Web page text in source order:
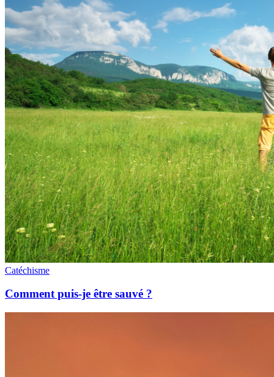
Catéchisme
Comment puis-je être sauvé ?